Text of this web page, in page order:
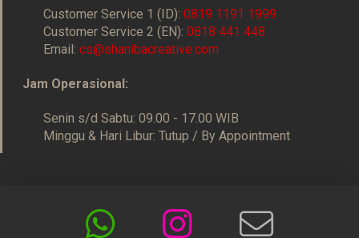
Customer Service 1 (ID):0819 1191 1999
Customer Service 2 (EN):0818 441 448
Email:cs@shanibacreative.com
Jam Operasional:
Senin s/d Sabtu: 09.00 - 17.00 WIB
Minggu & Hari Libur: Tutup / By Appointment